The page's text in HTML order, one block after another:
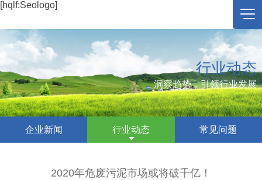
[hqlf:Seologo]
行业动态
洞察趋势，引领行业发展
企业新闻 行业动态 常见问题
2020年危废污泥市场或将破千亿！